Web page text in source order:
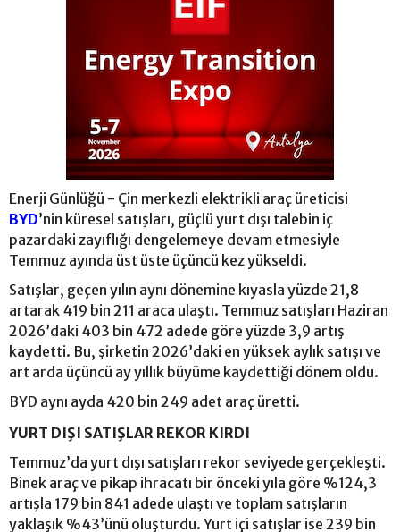
Enerji Günlüğü - Çin merkezli elektrikli araç üreticisi
BYD’nin küresel satışları, güçlü yurt dışı talebin iç
pazardaki zayıflığı dengelemeye devam etmesiyle
Temmuz ayında üst üste üçüncü kez yükseldi.
Satışlar, geçen yılın aynı dönemine kıyasla yüzde 21,8
artarak 419 bin 211 araca ulaştı. Temmuz satışları Haziran
2026’daki 403 bin 472 adede göre yüzde 3,9 artış
kaydetti. Bu, şirketin 2026’daki en yüksek aylık satışı ve
art arda üçüncü ay yıllık büyüme kaydettiği dönem oldu.
BYD aynı ayda 420 bin 249 adet araç üretti.
YURT DIŞI SATIŞLAR REKOR KIRDI
Temmuz’da yurt dışı satışları rekor seviyede gerçekleşti.
Binek araç ve pikap ihracatı bir önceki yıla göre %124,3
artışla 179 bin 841 adede ulaştı ve toplam satışların
yaklaşık %43’ünü oluşturdu. Yurt içi satışlar ise 239 bin